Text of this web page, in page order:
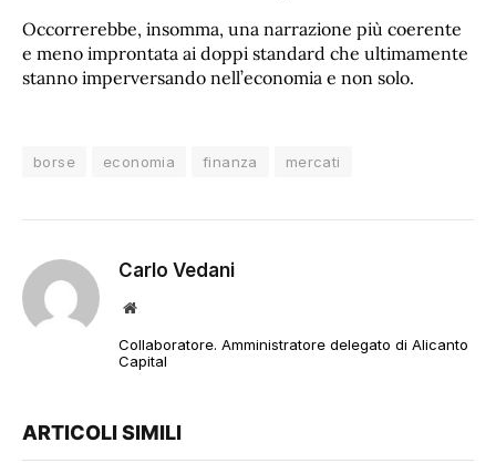
Occorrerebbe, insomma, una narrazione più coerente
e meno improntata ai doppi standard che ultimamente
stanno imperversando nell’economia e non solo.
borse economia finanza mercati
Carlo Vedani
Sito
Collaboratore. Amministratore delegato di Alicanto
Capital
ARTICOLI SIMILI